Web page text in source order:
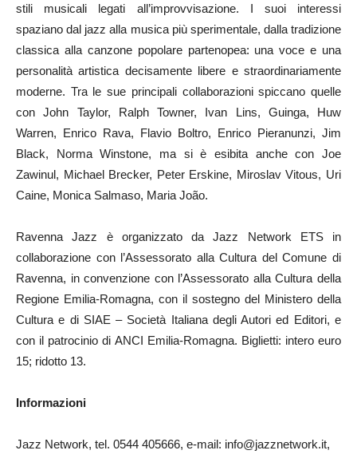
stili musicali legati all’improvvisazione. I suoi interessi
spaziano dal jazz alla musica più sperimentale, dalla tradizione
classica alla canzone popolare partenopea: una voce e una
personalità artistica decisamente libere e straordinariamente
moderne. Tra le sue principali collaborazioni spiccano quelle
con John Taylor, Ralph Towner, Ivan Lins, Guinga, Huw
Warren, Enrico Rava, Flavio Boltro, Enrico Pieranunzi, Jim
Black, Norma Winstone, ma si è esibita anche con Joe
Zawinul, Michael Brecker, Peter Erskine, Miroslav Vitous, Uri
Caine, Monica Salmaso, Maria João.
Ravenna Jazz è organizzato da Jazz Network ETS in
collaborazione con l’Assessorato alla Cultura del Comune di
Ravenna, in convenzione con l’Assessorato alla Cultura della
Regione Emilia-Romagna, con il sostegno del Ministero della
Cultura e di SIAE – Società Italiana degli Autori ed Editori, e
con il patrocinio di ANCI Emilia-Romagna. Biglietti: intero euro
15; ridotto 13.
Informazioni
Jazz Network, tel. 0544 405666, e-mail: info@jazznetwork.it,